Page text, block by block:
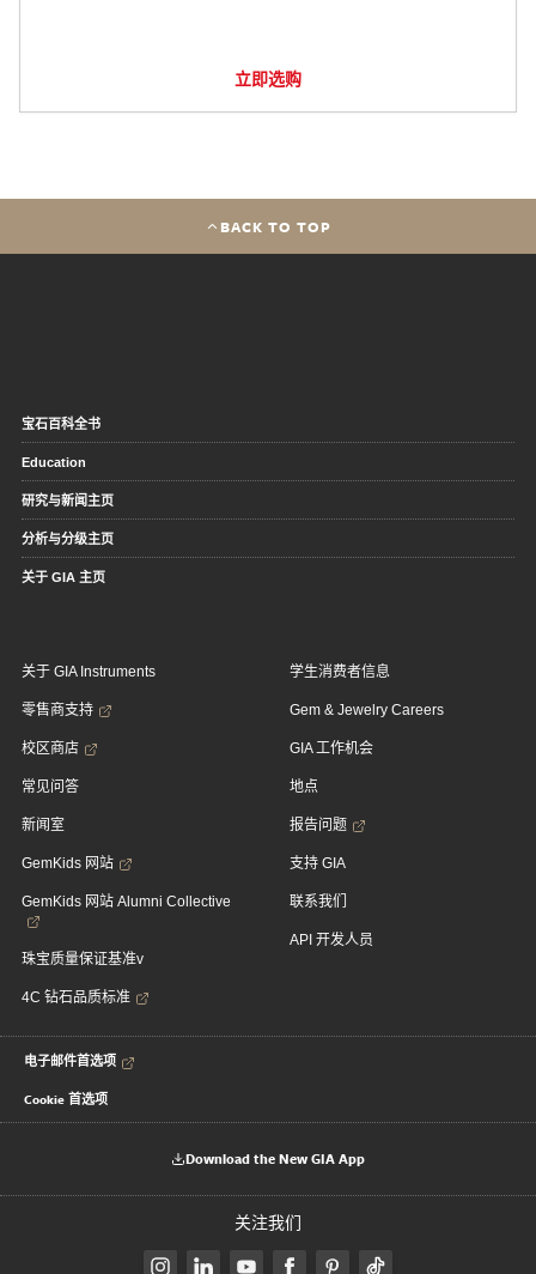
立即选购
BACK TO TOP
宝石百科全书
Education
研究与新闻主页
分析与分级主页
关于 GIA 主页
关于 GIA Instruments
零售商支持
校区商店
常见问答
新闻室
GemKids 网站
GemKids 网站 Alumni Collective
珠宝质量保证基准v
4C 钻石品质标准
学生消费者信息
Gem & Jewelry Careers
GIA 工作机会
地点
报告问题
支持 GIA
联系我们
API 开发人员
电子邮件首选项
Cookie 首选项
Download the New GIA App
关注我们